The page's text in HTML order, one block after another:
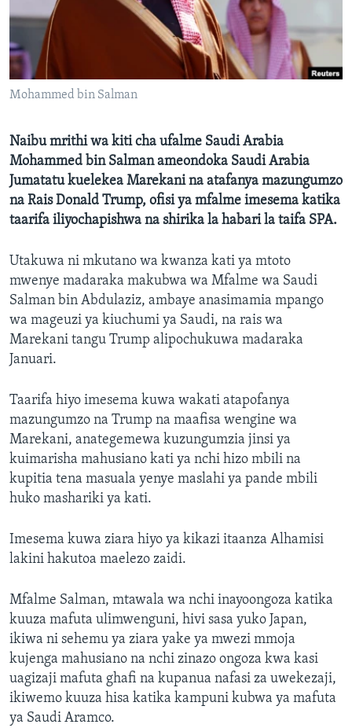
Mohammed bin Salman
Naibu mrithi wa kiti cha ufalme Saudi Arabia
Mohammed bin Salman ameondoka Saudi Arabia
Jumatatu kuelekea Marekani na atafanya mazungumzo
na Rais Donald Trump, ofisi ya mfalme imesema katika
taarifa iliyochapishwa na shirika la habari la taifa SPA.
Utakuwa ni mkutano wa kwanza kati ya mtoto
mwenye madaraka makubwa wa Mfalme wa Saudi
Salman bin Abdulaziz, ambaye anasimamia mpango
wa mageuzi ya kiuchumi ya Saudi, na rais wa
Marekani tangu Trump alipochukuwa madaraka
Januari.
Taarifa hiyo imesema kuwa wakati atapofanya
mazungumzo na Trump na maafisa wengine wa
Marekani, anategemewa kuzungumzia jinsi ya
kuimarisha mahusiano kati ya nchi hizo mbili na
kupitia tena masuala yenye maslahi ya pande mbili
huko mashariki ya kati.
Imesema kuwa ziara hiyo ya kikazi itaanza Alhamisi
lakini hakutoa maelezo zaidi.
Mfalme Salman, mtawala wa nchi inayoongoza katika
kuuza mafuta ulimwenguni, hivi sasa yuko Japan,
ikiwa ni sehemu ya ziara yake ya mwezi mmoja
kujenga mahusiano na nchi zinazo ongoza kwa kasi
uagizaji mafuta ghafi na kupanua nafasi za uwekezaji,
ikiwemo kuuza hisa katika kampuni kubwa ya mafuta
ya Saudi Aramco.